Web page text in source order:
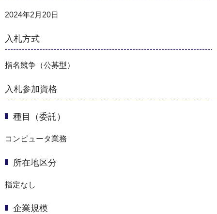
2024年2月20日
入札方式
指名競争（公募型）
入札参加資格
種目（委託）
コンピュータ業務
所在地区分
指定なし
企業規模